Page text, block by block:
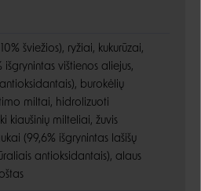
šviežios), ryžiai, kukurūzai,
vištienos aliejus,
burokėlių
miltai, hidrolizuoti
kiaušinių milteliai, žuvis
(99,6% išgrynintas lašišų
antioksidantais), alaus